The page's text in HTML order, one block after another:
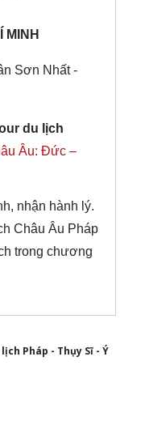
MINH
Sơn Nhất -
du lịch
Âu: Đức –
nhận hành lý.
Châu Âu Pháp
trong chương
Pháp - Thụy Sĩ - Ý